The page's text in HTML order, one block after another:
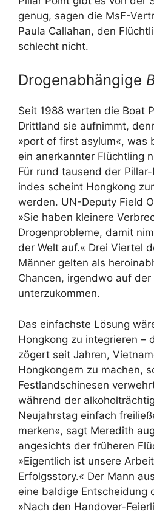
genug, sagen die MsF-
Paula Callahan, den
schlecht nicht.
Drogenabhängige
Seit 1988 warten die Boat
Drittland sie aufnimmt,
»port of first asylum«, was
ein anerkannter Flüchtling
Für rund tausend der
indes scheint Hongkong
werden. UN-Deputy Field
»Sie haben kleinere
Drogenprobleme, damit
der Welt auf.« Drei Viertel
Männer gelten als
Chancen, irgendwo auf der
unterzukommen.
Das einfachste Lösung
Hongkong zu integrieren –
zögert seit Jahren,
Hongkongern zu machen,
Festlandschinesen
während der
Neujahrstag einfach
merken«, sagt Meredith
angesichts der früheren
»Eigentlich ist unsere
Erfolgsstory.« Der Mann
eine baldige Entscheidung
»Nach den Handover-